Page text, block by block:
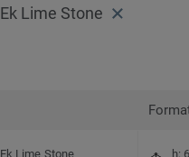
Ek Lime Stone
Ek Lime Stone
h: